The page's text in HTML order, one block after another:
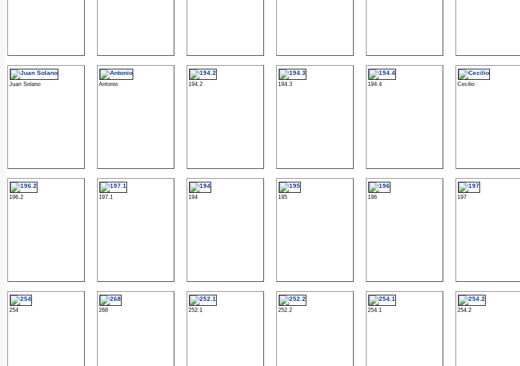
Juan Solano Antonio 194.2 194.3 194.4 Cecilio
196.2 197.1 194 195 196 197
254 268 252.1 252.2 254.1 254.2